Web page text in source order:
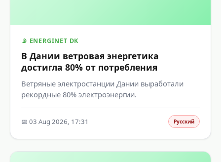
📡 ENERGINET DK
В Дании ветровая энергетика
достигла 80% от потребления
Ветряные электростанции Дании выработали
рекордные 80% электроэнергии.
📅 03 Aug 2026, 17:31 Русский